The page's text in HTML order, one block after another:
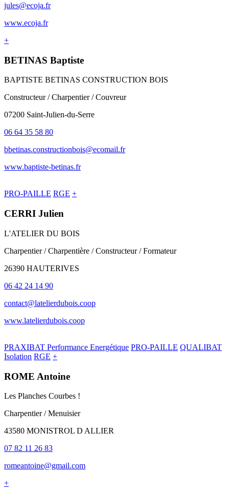
jules@ecoja.fr
www.ecoja.fr
+
BETINAS Baptiste
BAPTISTE BETINAS CONSTRUCTION BOIS
Constructeur / Charpentier / Couvreur
07200 Saint-Julien-du-Serre
06 64 35 58 80
bbetinas.constructionbois@ecomail.fr
www.baptiste-betinas.fr
PRO-PAILLE RGE +
CERRI Julien
L'ATELIER DU BOIS
Charpentier / Charpentière / Constructeur / Formateur
26390 HAUTERIVES
06 42 24 14 90
contact@latelierdubois.coop
www.latelierdubois.coop
PRAXIBAT Performance Energétique PRO-PAILLE QUALIBAT
Isolation RGE +
ROME Antoine
Les Planches Courbes !
Charpentier / Menuisier
43580 MONISTROL D ALLIER
07 82 11 26 83
romeantoine@gmail.com
+